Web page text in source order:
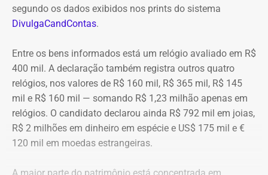
segundo os dados exibidos nos prints do sistema
DivulgaCandContas.
Entre os bens informados está um relógio avaliado em R$
400 mil. A declaração também registra outros quatro
relógios, nos valores de R$ 160 mil, R$ 365 mil, R$ 145
mil e R$ 160 mil — somando R$ 1,23 milhão apenas em
relógios. O candidato declarou ainda R$ 792 mil em joias,
R$ 2 milhões em dinheiro em espécie e US$ 175 mil e €
120 mil em moedas estrangeiras.
A maior parte do patrimônio está concentrada em